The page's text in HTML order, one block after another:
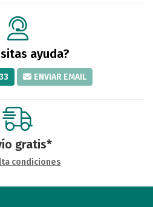
ayuda?
ENVIAR EMAIL
gratis*
condiciones